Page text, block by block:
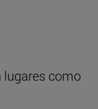
lugares como